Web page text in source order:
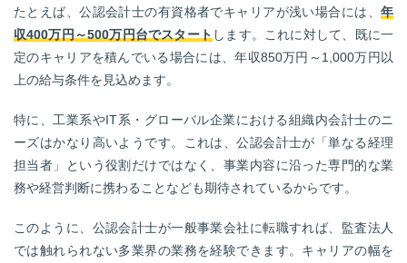
たとえば、公認会計士の有資格者でキャリアが浅い場合には、 年
収400万円～500万円台でスタートします。これに対して、既に一
定のキャリアを積んでいる場合には、年収850万円～1,000万円以
上の給与条件を見込めます。
特に、工業系やIT系・グローバル企業における組織内会計士のニ
ーズはかなり高いようです。これは、公認会計士が「単なる経理
担当者」という役割だけではなく、事業内容に沿った専門的な業
務や経営判断に携わることなども期待されているからです。
このように、公認会計士が一般事業会社に転職すれば、監査法人
では触れられない多業界の業務を経験できます。キャリアの幅を